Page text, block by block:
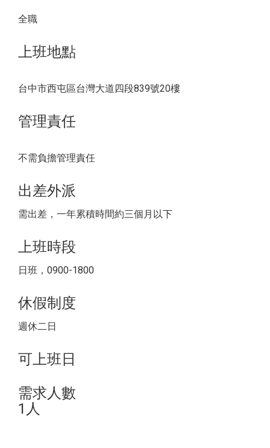
全職
上班地點
台中市西屯區台灣大道四段839號20樓
管理責任
不需負擔管理責任
出差外派
需出差，一年累積時間約三個月以下
上班時段
日班，0900-1800
休假制度
週休二日
可上班日
需求人數
1人